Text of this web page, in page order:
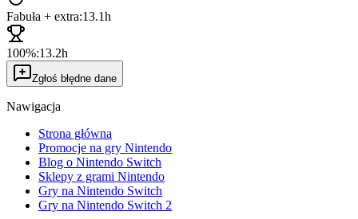
Fabuła + extra:13.1h
100%:13.2h
Zgłoś błędne dane
Nawigacja
Strona główna
Promocje na gry Nintendo
Blog o Nintendo Switch
Sklepy z grami Nintendo
Gry na Nintendo Switch
Gry na Nintendo Switch 2